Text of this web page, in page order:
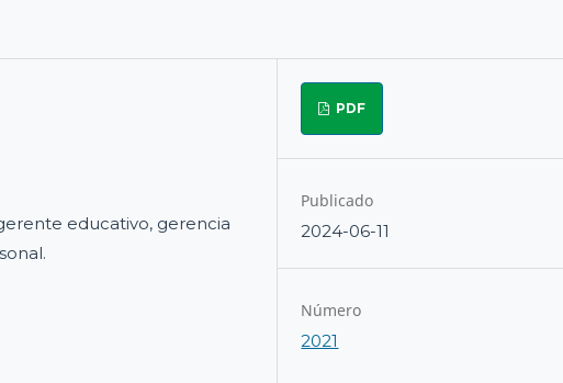
educativo, gerencia
PDF
Publicado
2024-06-11
Número
2021